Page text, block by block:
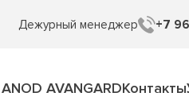
Дежурный менеджер +7
ANOD AVANGARDКонтакты